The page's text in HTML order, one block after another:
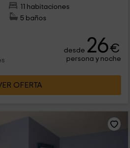
11 habitaciones
5 baños
desde 26€
persona y noche
OFERTA